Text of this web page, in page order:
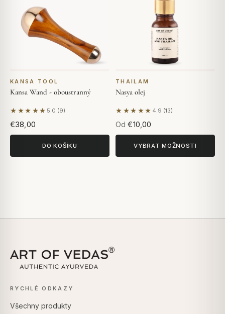
KANSA TOOL
Kansa Wand - oboustranný
★★★★★ 5.0 (9)
Na základě 9 hodnocení
€38,00
DO KOŠÍKU
THAILAM
Nasya olej
★★★★★ 4.9 (13)
Na základě 13 hodnocení
Od €10,00
VYBRAT MOŽNOSTI
RYCHLÉ ODKAZY
Všechny produkty